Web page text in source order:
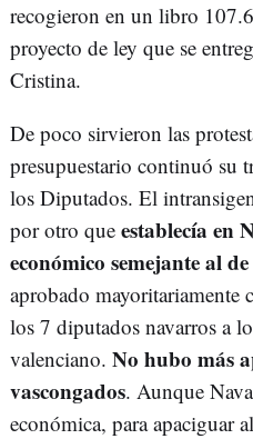
recogieron en un libro
proyecto de ley que se
Cristina.
De poco sirvieron las
presupuestario continuó su
los Diputados. El
por otro que establecía en
económico semejante al
aprobado mayoritariamente
los 7 diputados navarros a
valenciano. No hubo más
vascongados. Aunque
económica, para apaciguar